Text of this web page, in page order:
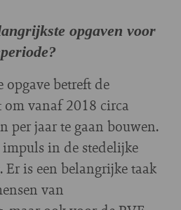
opgaven voor
opgave betreft de
vanaf 2018 circa
jaar te gaan bouwen.
in de stedelijke
is een belangrijke taak
van